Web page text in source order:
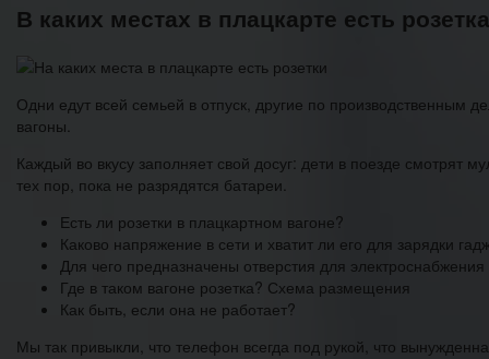
В каких местах в плацкарте есть розетка
Одни едут всей семьей в отпуск, другие по
вагоны.
Каждый во вкусу заполняет свой досуг: дети в поезде смотрят
тех пор, пока не разрядятся батареи.
Есть ли розетки в плацкартном вагоне?
Каково напряжение в сети и хватит ли его для зарядки
Для чего предназначены отверстия для
Где в таком вагоне розетка? Схема размещения
Как быть, если она не работает?
Мы так привыкли, что телефон всегда под рукой, что